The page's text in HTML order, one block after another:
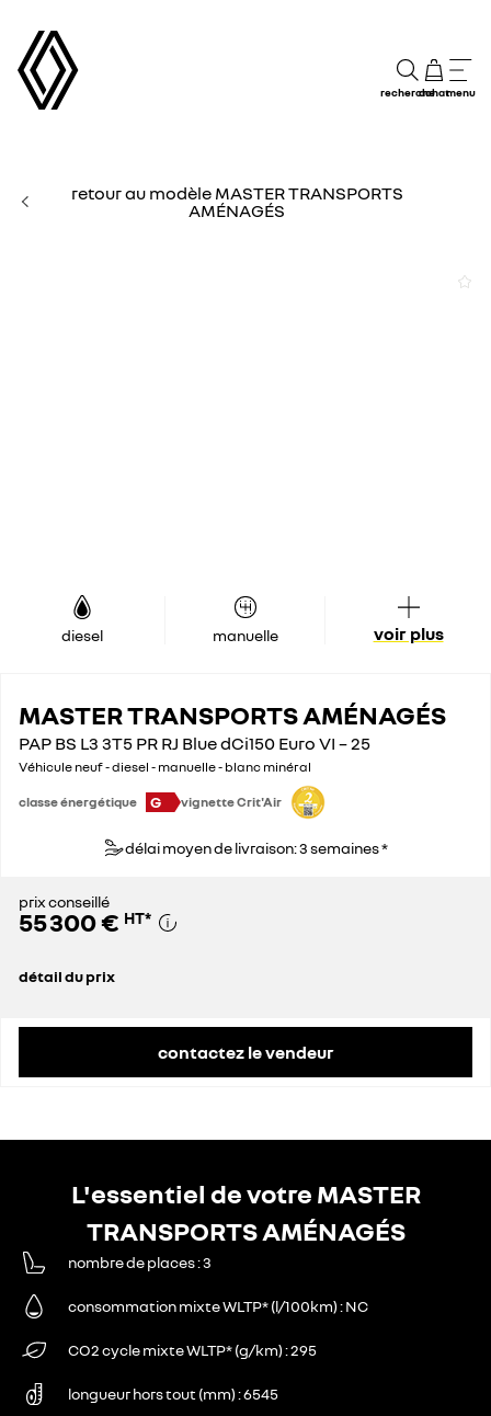
rechercheachatmenu
retour au modèle MASTER TRANSPORTS
AMÉNAGÉS
diesel manuelle voir plus
MASTER TRANSPORTS AMÉNAGÉS
PAP BS L3 3T5 PR RJ Blue dCi150 Euro VI – 25
Véhicule neuf - diesel - manuelle - blanc minéral
classe énergétique G vignette Crit'Air
délai moyen de livraison: 3 semaines *
prix conseillé
55 300 € HT*
détail du prix
contactez le vendeur
L'essentiel de votre MASTER
TRANSPORTS AMÉNAGÉS
nombre de places 3
consommation mixte WLTP* (l/100km) NC
CO2 cycle mixte WLTP* (g/km) 295
longueur hors tout (mm) 6545